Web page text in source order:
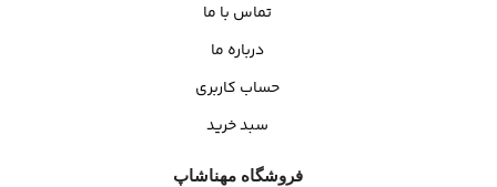
تماس با ما
درباره ما
حساب کاربری
سبد خرید
فروشگاه مهنا‌شاپ